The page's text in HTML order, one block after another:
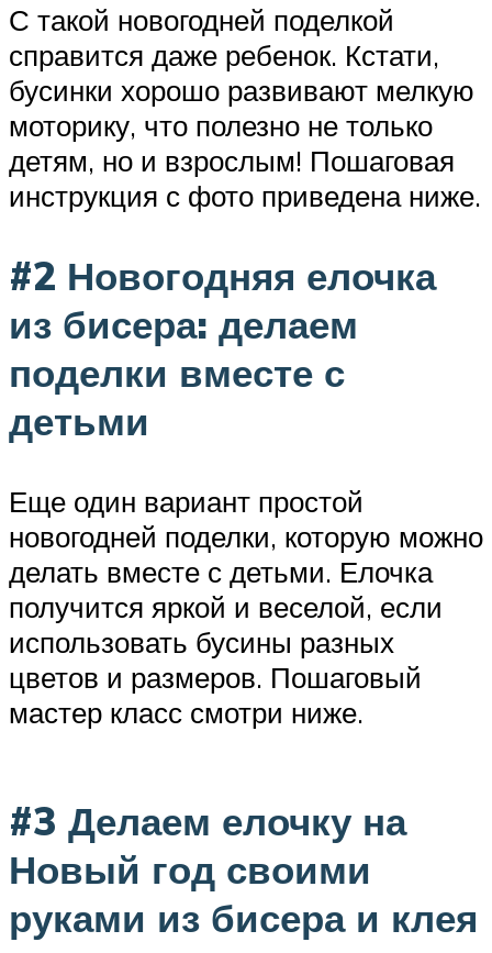
С такой новогодней поделкой
справится даже ребенок. Кстати,
бусинки хорошо развивают мелкую
моторику, что полезно не только
детям, но и взрослым! Пошаговая
инструкция с фото приведена ниже.
#2 Новогодняя елочка
из бисера: делаем
поделки вместе с
детьми
Еще один вариант простой
новогодней поделки, которую можно
делать вместе с детьми. Елочка
получится яркой и веселой, если
использовать бусины разных
цветов и размеров. Пошаговый
мастер класс смотри ниже.
#3 Делаем елочку на
Новый год своими
руками из бисера и клея